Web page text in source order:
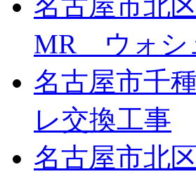
MR ウォシ
名古屋市千
レ交換工事
名古屋市北